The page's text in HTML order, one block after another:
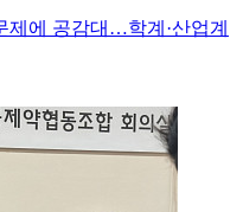
제에 공감대…학계·산업계